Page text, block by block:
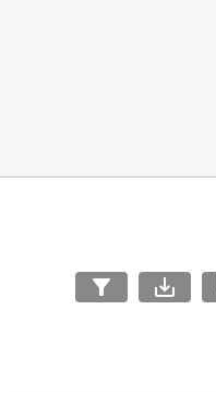
filter_alt save_alt